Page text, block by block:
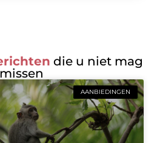
die u niet mag
missen
AANBIEDINGEN